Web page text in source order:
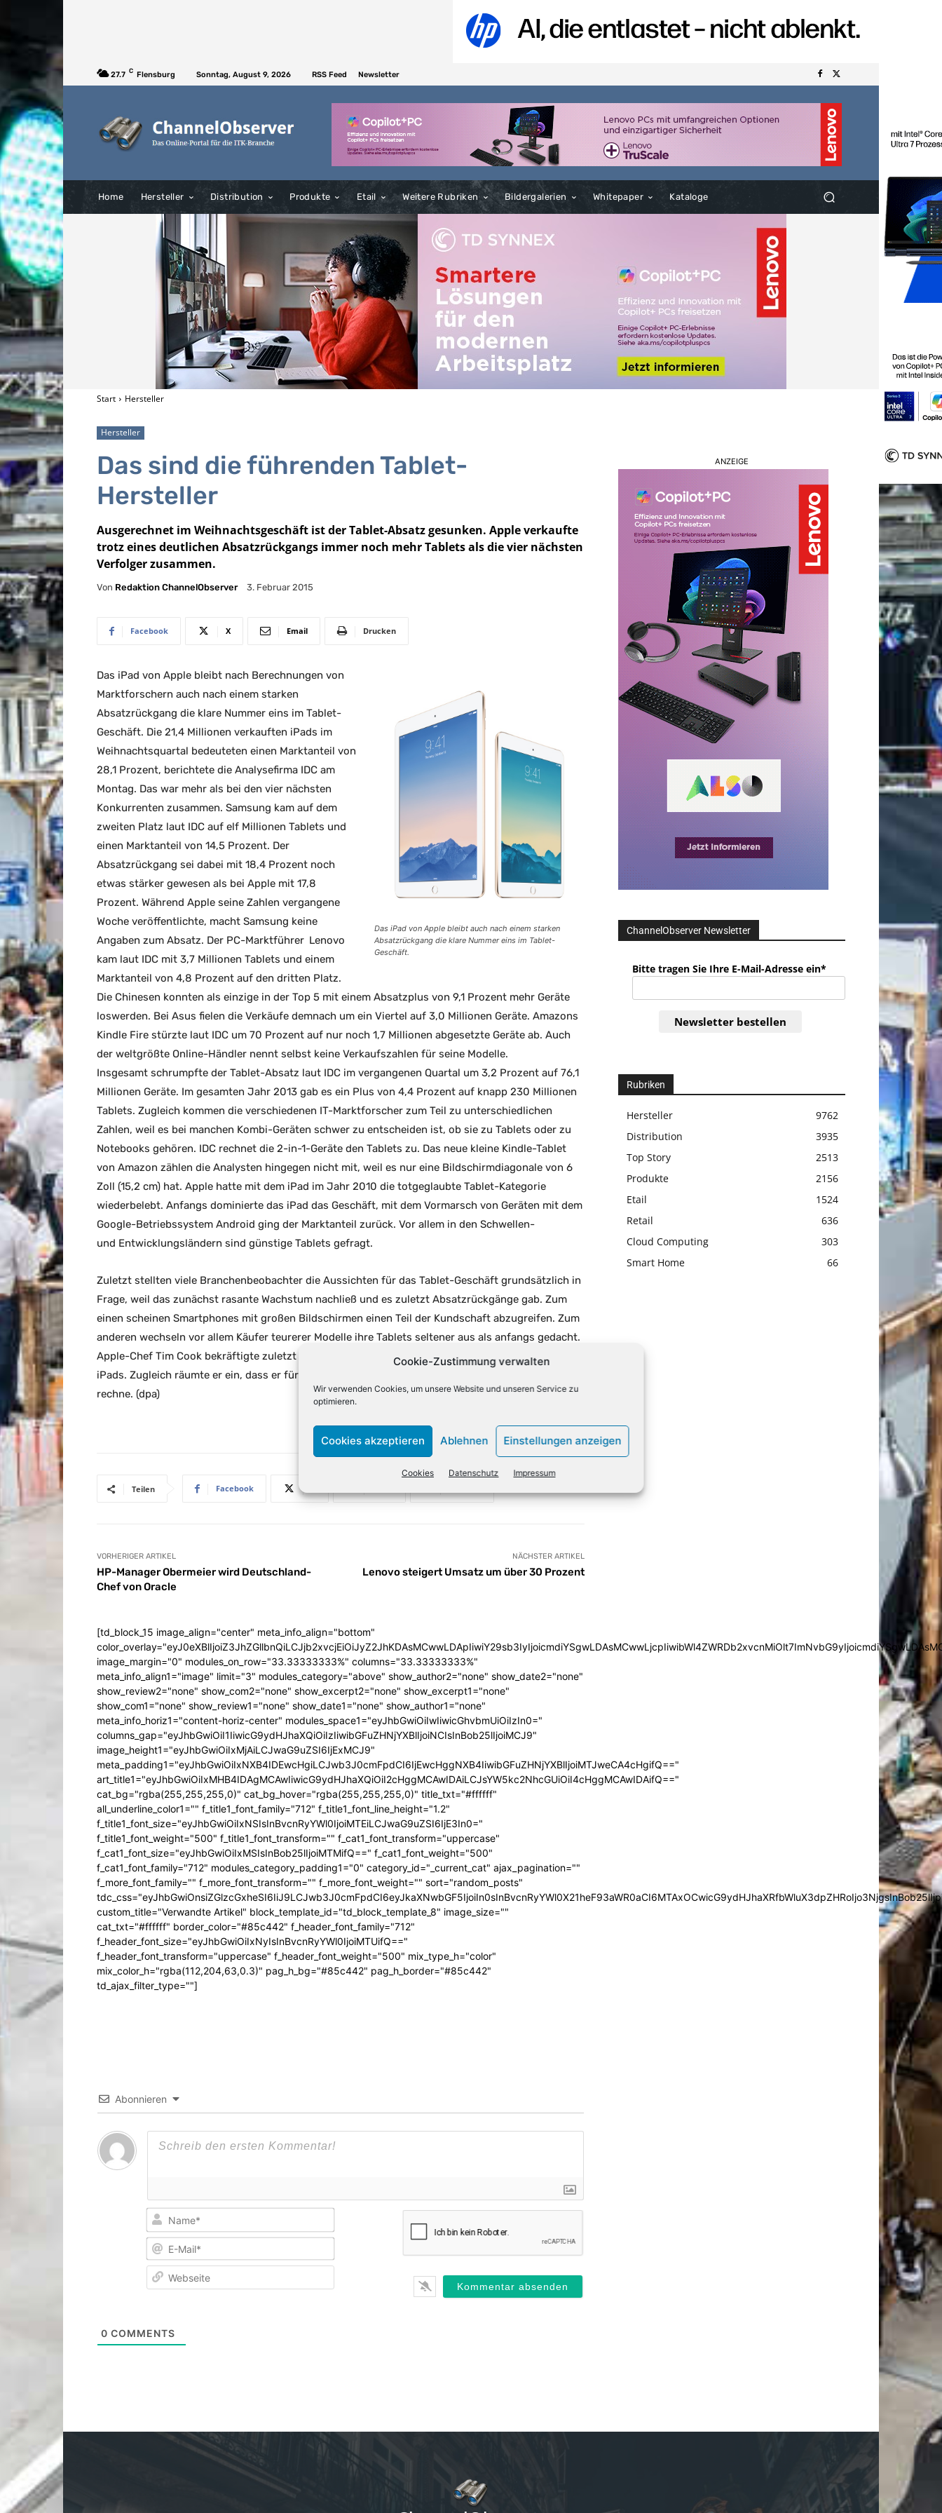
Cookie-Zustimmung verwalten
Wir verwenden Cookies, um unsere Website und unseren Service zu
optimieren.
Cookies akzeptieren Ablehnen Einstellungen anzeigen
Cookies Datenschutz Impressum
27.7 C Flensburg Sonntag, August 9, 2026 RSS Feed Newsletter
Home Hersteller Distribution Produkte Etail Weitere Rubriken Bildergalerien Whitepaper Kataloge
Start Hersteller
Hersteller
Das sind die führenden Tablet-
Hersteller
Ausgerechnet im Weihnachtsgeschäft ist der Tablet-Absatz gesunken. Apple verkaufte
trotz eines deutlichen Absatzrückgangs immer noch mehr Tablets als die vier nächsten
Verfolger zusammen.
Von Redaktion ChannelObserver 3. Februar 2015
Facebook X Email Drucken
Das iPad von Apple bleibt auch nach einem starken
Absatzrückgang die klare Nummer eins im Tablet-
Geschäft.
Das iPad von Apple bleibt nach Berechnungen von
Marktforschern auch nach einem starken
Absatzrückgang die klare Nummer eins im Tablet-
Geschäft. Die 21,4 Millionen verkauften iPads im
Weihnachtsquartal bedeuteten einen Marktanteil von
28,1 Prozent, berichtete die Analysefirma IDC am
Montag. Das war mehr als bei den vier nächsten
Konkurrenten zusammen. Samsung kam auf dem
zweiten Platz laut IDC auf elf Millionen Tablets und
einen Marktanteil von 14,5 Prozent. Der
Absatzrückgang sei dabei mit 18,4 Prozent noch
etwas stärker gewesen als bei Apple mit 17,8
Prozent. Während Apple seine Zahlen vergangene
Woche veröffentlichte, macht Samsung keine
Angaben zum Absatz. Der PC-Marktführer Lenovo
kam laut IDC mit 3,7 Millionen Tablets und einem
Marktanteil von 4,8 Prozent auf den dritten Platz.
Die Chinesen konnten als einzige in der Top 5 mit einem Absatzplus von 9,1 Prozent mehr Geräte
loswerden. Bei Asus fielen die Verkäufe demnach um ein Viertel auf 3,0 Millionen Geräte. Amazons
Kindle Fire stürzte laut IDC um 70 Prozent auf nur noch 1,7 Millionen abgesetzte Geräte ab. Auch
der weltgrößte Online-Händler nennt selbst keine Verkaufszahlen für seine Modelle.
Insgesamt schrumpfte der Tablet-Absatz laut IDC im vergangenen Quartal um 3,2 Prozent auf 76,1
Millionen Geräte. Im gesamten Jahr 2013 gab es ein Plus von 4,4 Prozent auf knapp 230 Millionen
Tablets. Zugleich kommen die verschiedenen IT-Marktforscher zum Teil zu unterschiedlichen
Zahlen, weil es bei manchen Kombi-Geräten schwer zu entscheiden ist, ob sie zu Tablets oder zu
Notebooks gehören. IDC rechnet die 2-in-1-Geräte den Tablets zu. Das neue kleine Kindle-Tablet
von Amazon zählen die Analysten hingegen nicht mit, weil es nur eine Bildschirmdiagonale von 6
Zoll (15,2 cm) hat. Apple hatte mit dem iPad im Jahr 2010 die totgeglaubte Tablet-Kategorie
wiederbelebt. Anfangs dominierte das iPad das Geschäft, mit dem Vormarsch von Geräten mit dem
Google-Betriebssystem Android ging der Marktanteil zurück. Vor allem in den Schwellen-
und Entwicklungsländern sind günstige Tablets gefragt.
Zuletzt stellten viele Branchenbeobachter die Aussichten für das Tablet-Geschäft grundsätzlich in
Frage, weil das zunächst rasante Wachstum nachließ und es zuletzt Absatzrückgänge gab. Zum
einen scheinen Smartphones mit großen Bildschirmen einen Teil der Kundschaft abzugreifen. Zum
anderen wechseln vor allem Käufer teurerer Modelle ihre Tablets seltener aus als anfangs gedacht.
Apple-Chef Tim Cook bekräftigte zuletzt abermals, er glaube an die Zukunft der Tablets und seines
iPads. Zugleich räumte er ein, dass er für die kommenden Quartale noch nicht mit einer Besserung
rechne. (dpa)
Teilen Facebook
VORHERIGER ARTIKEL
HP-Manager Obermeier wird Deutschland-
Chef von Oracle
NÄCHSTER ARTIKEL
Lenovosteigert Umsatz um über 30 Prozent
[td_block_15 image_align="center" meta_info_align="bottom"
image_margin="0" modules_on_row="33.33333333%" columns="33.33333333%"
meta_info_align1="image" limit="3" modules_category="above" show_author2="none" show_date2="none"
show_review2="none" show_com2="none" show_excerpt2="none" show_excerpt1="none"
show_com1="none" show_review1="none" show_date1="none" show_author1="none"
meta_info_horiz1="content-horiz-center" modules_space1="eyJhbGwiOiIwIiwicGhvbmUiOiIzIn0="
columns_gap="eyJhbGwiOiI1IiwicG9ydHJhaXQiOiIzIiwibGFuZHNjYXBlIjoiNCIsInBob25lIjoiMCJ9"
image_height1="eyJhbGwiOiIxMjAiLCJwaG9uZSI6IjExMCJ9"
meta_padding1="eyJhbGwiOiIxNXB4IDEwcHgiLCJwb3J0cmFpdCI6IjEwcHggNXB4IiwibGFuZHNjYXBlIjoiMTJweCA4cHgifQ=="
art_title1="eyJhbGwiOiIxMHB4IDAgMCAwIiwicG9ydHJhaXQiOiI2cHggMCAwIDAiLCJsYW5kc2NhcGUiOiI4cHggMCAwIDAifQ=="
cat_bg="rgba(255,255,255,0)" cat_bg_hover="rgba(255,255,255,0)" title_txt="#ffffff"
all_underline_color1="" f_title1_font_family="712" f_title1_font_line_height="1.2"
f_title1_font_size="eyJhbGwiOiIxNSIsInBvcnRyYWl0IjoiMTEiLCJwaG9uZSI6IjE3In0="
f_title1_font_weight="500" f_title1_font_transform="" f_cat1_font_transform="uppercase"
f_cat1_font_size="eyJhbGwiOiIxMSIsInBob25lIjoiMTMifQ==" f_cat1_font_weight="500"
f_cat1_font_family="712" modules_category_padding1="0" category_id="_current_cat" ajax_pagination=""
f_more_font_family="" f_more_font_transform="" f_more_font_weight="" sort="random_posts"
custom_title="Verwandte Artikel" block_template_id="td_block_template_8" image_size=""
cat_txt="#ffffff" border_color="#85c442" f_header_font_family="712"
f_header_font_size="eyJhbGwiOiIxNyIsInBvcnRyYWl0IjoiMTUifQ=="
f_header_font_transform="uppercase" f_header_font_weight="500" mix_type_h="color"
mix_color_h="rgba(112,204,63,0.3)" pag_h_bg="#85c442" pag_h_border="#85c442"
td_ajax_filter_type=""]
Abonnieren
Name*
E-
0 COMMENTS
ANZEIGE
ChannelObserver Newsletter
Bitte tragen Sie Ihre E-Mail-Adresse ein*
Newsletter bestellen
Rubriken
Hersteller
9762
Distribution
3935
Top Story
2513
Produkte
2156
Etail
1524
Retail
636
Cloud Computing
303
Smart Home
66